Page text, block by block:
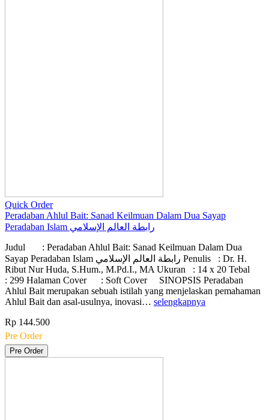
Quick Order
Peradaban Ahlul Bait: Sanad Keilmuan Dalam Dua Sayap
Peradaban Islam رابطة العالم الإسلامي
Judul : Peradaban Ahlul Bait: Sanad Keilmuan Dalam Dua
Sayap Peradaban Islam رابطة العالم الإسلامي Penulis : Dr. H.
Ribut Nur Huda, S.Hum., M.Pd.I., MA Ukuran : 14 x 20 Tebal
: 299 Halaman Cover : Soft Cover SINOPSIS Peradaban
Ahlul Bait merupakan sebuah istilah yang menjelaskan pemahaman
Ahlul Bait dan asal-usulnya, inovasi… selengkapnya
Rp 144.500
Pre Order
Pre Order